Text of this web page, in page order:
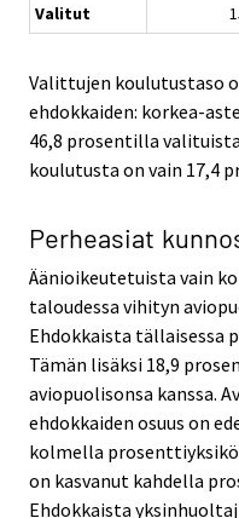
Valitut
Valittujen koulutustaso
ehdokkaiden: korkea-
46,8 prosentilla
koulutusta on vain 17,4
Perheasiat
Äänioikeutetuista vain
taloudessa vihityn
Ehdokkaista tällaisessa
Tämän lisäksi 18,9
aviopuolisonsa kanssa.
ehdokkaiden osuus on
kolmella
on kasvanut kahdella
Ehdokkaista